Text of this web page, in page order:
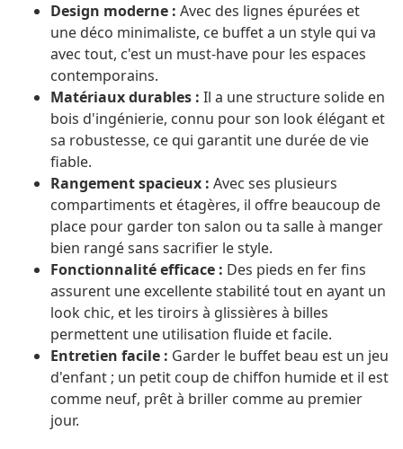
Design moderne : Avec des lignes épurées et
une déco minimaliste, ce buffet a un style qui va
avec tout, c'est un must-have pour les espaces
contemporains.
Matériaux durables : Il a une structure solide en
bois d'ingénierie, connu pour son look élégant et
sa robustesse, ce qui garantit une durée de vie
fiable.
Rangement spacieux : Avec ses plusieurs
compartiments et étagères, il offre beaucoup de
place pour garder ton salon ou ta salle à manger
bien rangé sans sacrifier le style.
Fonctionnalité efficace : Des pieds en fer fins
assurent une excellente stabilité tout en ayant un
look chic, et les tiroirs à glissières à billes
permettent une utilisation fluide et facile.
Entretien facile : Garder le buffet beau est un jeu
d'enfant ; un petit coup de chiffon humide et il est
comme neuf, prêt à briller comme au premier
jour.